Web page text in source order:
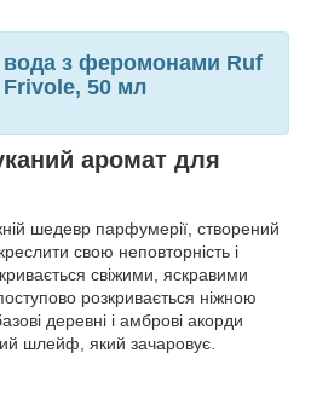
вода з феромонами Ruf
Frivole, 50 мл
аромат для
шедевр парфумерії, створений
свою неповторність і
свіжими, яскравими
розкривається ніжною
деревні і амброві акорди
шлейф, який зачаровує.